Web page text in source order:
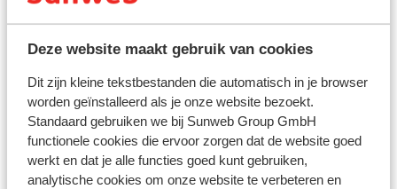
Deze website maakt gebruik van cookies
Dit zijn kleine tekstbestanden die automatisch in je browser
worden geïnstalleerd als je onze website bezoekt.
Standaard gebruiken we bij Sunweb Group GmbH
functionele cookies die ervoor zorgen dat de website goed
werkt en dat je alle functies goed kunt gebruiken,
analytische cookies om onze website te verbeteren en
kosten van jouw bank ook een percentage (ca. 5%)
berekend door de Turkse bank, als je bij een
bankautomaat geld pint met een creditcard.
Voltage:
Het voltage is net als in Nederland 220 volt. Je hebt
geen verloopstekker nodig.